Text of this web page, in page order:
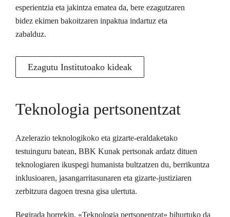
esperientzia eta jakintza ematea da, bere ezagutzaren
bidez ekimen bakoitzaren inpaktua indartuz eta
zabalduz.
Ezagutu Institutoako kideak
Teknologia pertsonentzat
Azelerazio teknologikoko eta gizarte-eraldaketako
testuinguru batean, BBK Kunak pertsonak ardatz dituen
teknologiaren ikuspegi humanista bultzatzen du, berrikuntza
inklusioaren, jasangarritasunaren eta gizarte-justiziaren
zerbitzura dagoen tresna gisa ulertuta.
Begirada horrekin, «Teknologia pertsonentzat» bihurtuko da